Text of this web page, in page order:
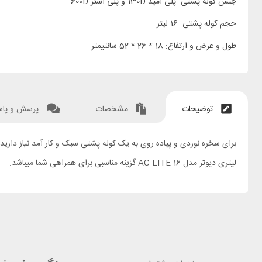
حجم کوله پشتی: 16 لیتر
طول و عرض و ارتفاع: 18 * 26 * 52 سانتیمتر
توضیحات مشخصات پرسش و
لیتری دیوتر مدل AC LITE 16 گزینه مناسبی برای همراهی شما میباشد.